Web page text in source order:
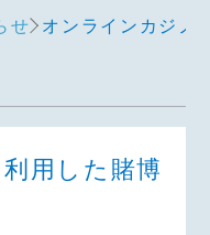
せ オンラインカジノ
用した賭博